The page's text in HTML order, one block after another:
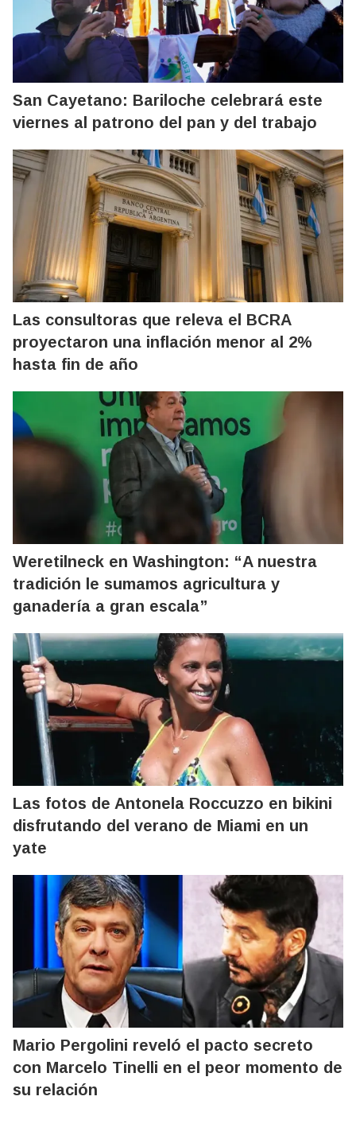
San Cayetano: Bariloche celebrará este
viernes al patrono del pan y del trabajo
Las consultoras que releva el BCRA
proyectaron una inflación menor al 2%
hasta fin de año
Weretilneck en Washington: “A nuestra
tradición le sumamos agricultura y
ganadería a gran escala”
Las fotos de Antonela Roccuzzo en bikini
disfrutando del verano de Miami en un
yate
Mario Pergolini reveló el pacto secreto
con Marcelo Tinelli en el peor momento de
su relación